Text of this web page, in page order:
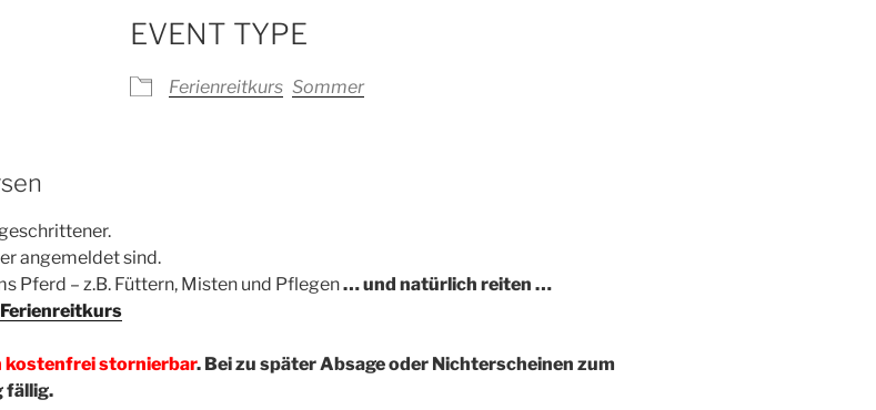
EVENT TYPE
Ferienreitkurs Sommer
angemeldet sind.
Pferd – z.B. Füttern, Misten und Pflegen… und natürlich reiten …
kostenfrei stornierbar. Bei zu später Absage oder Nichterscheinen zum
fällig.